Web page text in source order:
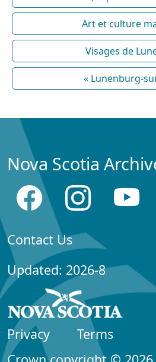
Art et culture
Visages de
« Lunenburg-
Nova Scotia
Contact Us
Updated: 2026-8
Privacy
Terms